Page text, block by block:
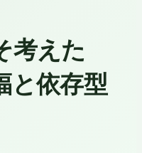
考えた
と依存型